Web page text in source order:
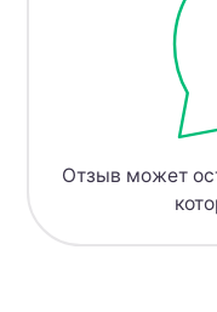
Отзыв может